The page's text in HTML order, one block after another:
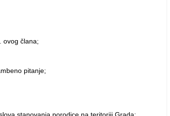
ovog člana;
pitanje;